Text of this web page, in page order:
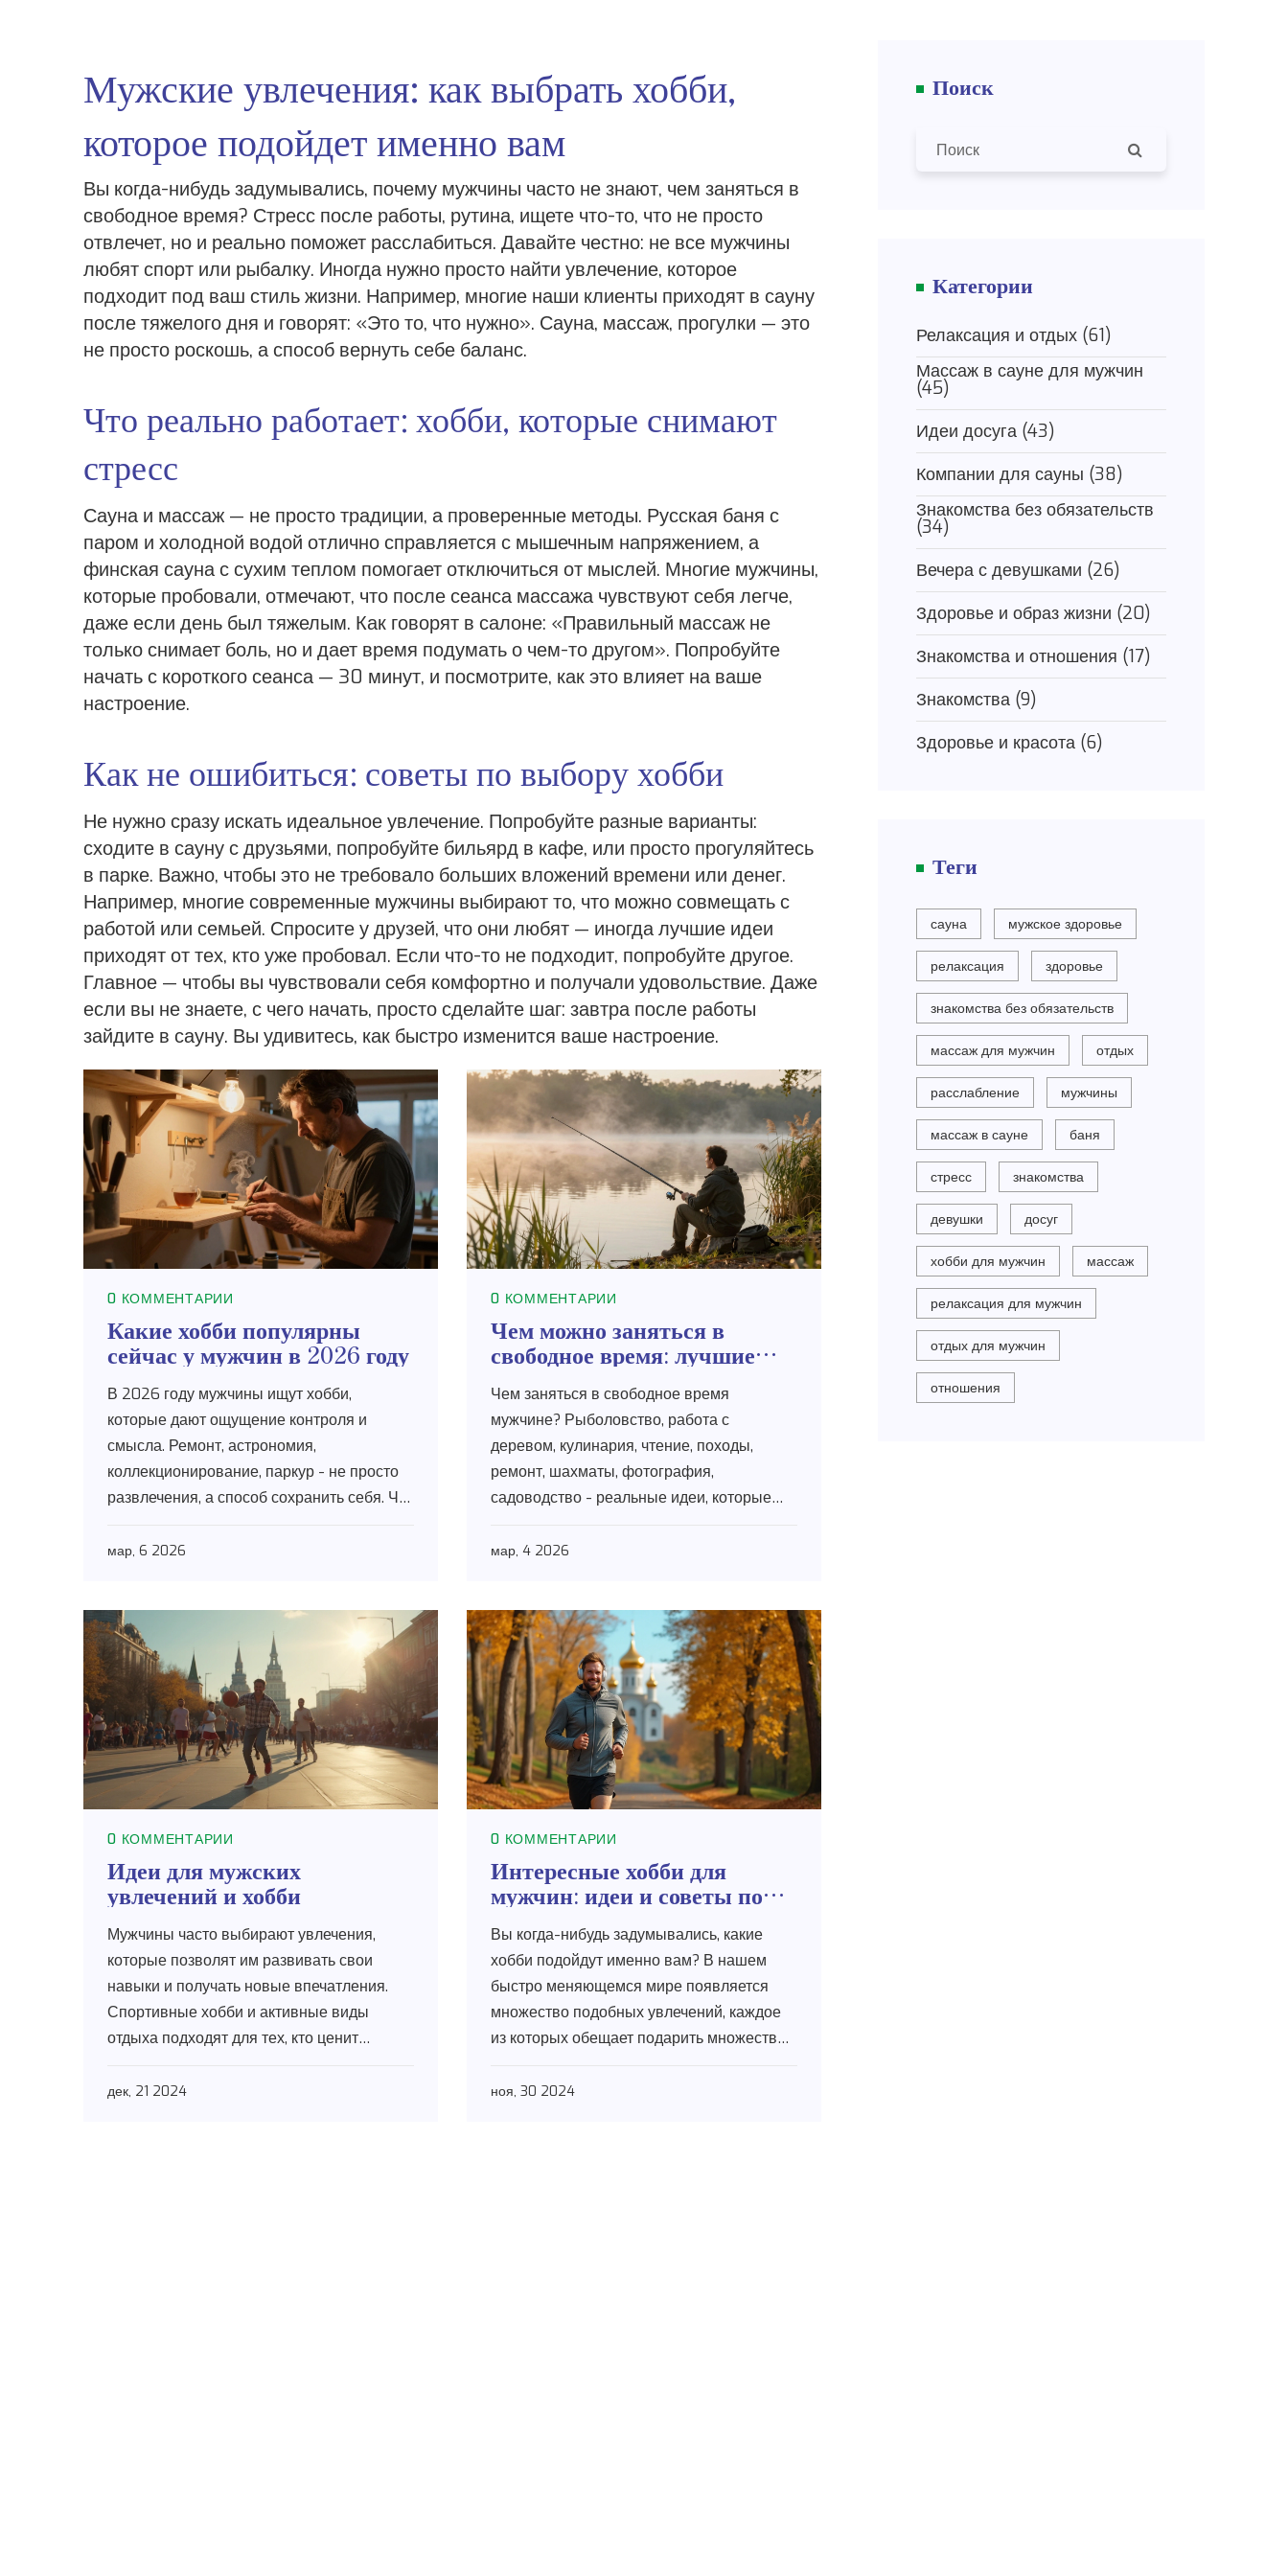
Мужские увлечения: как выбрать хобби,
которое подойдет именно вам
Вы когда-нибудь задумывались, почему мужчины часто не знают, чем заняться в
свободное время? Стресс после работы, рутина, ищете что-то, что не просто
отвлечет, но и реально поможет расслабиться. Давайте честно: не все мужчины
любят спорт или рыбалку. Иногда нужно просто найти увлечение, которое
подходит под ваш стиль жизни. Например, многие наши клиенты приходят в сауну
после тяжелого дня и говорят: «Это то, что нужно». Сауна, массаж, прогулки — это
не просто роскошь, а способ вернуть себе баланс.
Что реально работает: хобби, которые снимают
стресс
Сауна и массаж — не просто традиции, а проверенные методы. Русская баня с
паром и холодной водой отлично справляется с мышечным напряжением, а
финская сауна с сухим теплом помогает отключиться от мыслей. Многие мужчины,
которые пробовали, отмечают, что после сеанса массажа чувствуют себя легче,
даже если день был тяжелым. Как говорят в салоне: «Правильный массаж не
только снимает боль, но и дает время подумать о чем-то другом». Попробуйте
начать с короткого сеанса — 30 минут, и посмотрите, как это влияет на ваше
настроение.
Как не ошибиться: советы по выбору хобби
Не нужно сразу искать идеальное увлечение. Попробуйте разные варианты:
сходите в сауну с друзьями, попробуйте бильярд в кафе, или просто прогуляйтесь
в парке. Важно, чтобы это не требовало больших вложений времени или денег.
Например, многие современные мужчины выбирают то, что можно совмещать с
работой или семьей. Спросите у друзей, что они любят — иногда лучшие идеи
приходят от тех, кто уже пробовал. Если что-то не подходит, попробуйте другое.
Главное — чтобы вы чувствовали себя комфортно и получали удовольствие. Даже
если вы не знаете, с чего начать, просто сделайте шаг: завтра после работы
зайдите в сауну. Вы удивитесь, как быстро изменится ваше настроение.
0 КОММЕНТАРИИ
Какие хобби популярны
сейчас у мужчин в 2026 году
В 2026 году мужчины ищут хобби,
которые дают ощущение контроля и
смысла. Ремонт, астрономия,
коллекционирование, паркур - не просто
развлечения, а способ сохранить себя. Что
мар, 6 2026
0 КОММЕНТАРИИ
Чем можно заняться в
свободное время: лучшие
хобби для мужчин
Чем заняться в свободное время
мужчине? Рыболовство, работа с
деревом, кулинария, чтение, походы,
ремонт, шахматы, фотография,
садоводство - реальные идеи, которые
времяkill, а настоящие увлечения.
мар, 4 2026
0 КОММЕНТАРИИ
Идеи для мужских
увлечений и хобби
Мужчины часто выбирают увлечения,
которые позволят им развивать свои
навыки и получать новые впечатления.
Спортивные хобби и активные виды
отдыха подходят для тех, кто ценит
интересы удовлетворят любознательных и
дек, 21 2024
0 КОММЕНТАРИИ
Интересные хобби для
мужчин: идеи и советы по
выбору
Вы когда-нибудь задумывались, какие
хобби подойдут именно вам? В нашем
быстро меняющемся мире появляется
множество подобных увлечений, каждое
из которых обещает подарить множество
предлагаем полное погружение в мир
ноя, 30 2024
Поиск
Категории
Релаксация и отдых (61)
Массаж в сауне для мужчин
(45)
Идеи досуга (43)
Компании для сауны (38)
Знакомства без обязательств
(34)
Вечера с девушками (26)
Здоровье и образ жизни (20)
Знакомства и отношения (17)
Знакомства (9)
Здоровье и красота (6)
Теги
сауна мужское здоровье
релаксация здоровье
знакомства без обязательств
массаж для мужчин отдых
расслабление мужчины
массаж в сауне баня
стресс знакомства
девушки досуг
хобби для мужчин массаж
релаксация для мужчин
отдых для мужчин
отношения